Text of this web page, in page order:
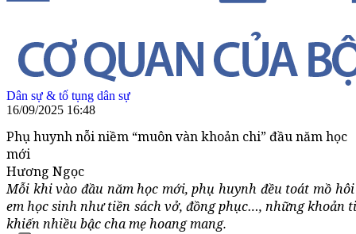
Dân sự & tố tụng dân sự
16/09/2025 16:48
Phụ huynh nỗi niềm “muôn vàn khoản chi” đầu năm học
mới
Hương Ngọc
Mỗi khi vào đầu năm học mới, phụ huynh đều toát mồ hôi
em học sinh như tiền sách vở, đồng phục…, những khoản
khiến nhiều bậc cha mẹ hoang mang.